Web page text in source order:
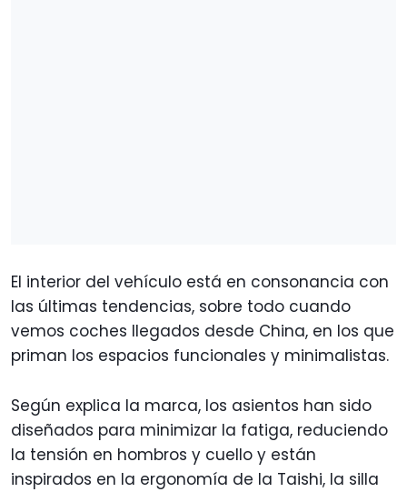
El interior del vehículo está en consonancia con
las últimas tendencias, sobre todo cuando
vemos coches llegados desde China, en los que
priman los espacios funcionales y minimalistas.
Según explica la marca, los asientos han sido
diseñados para minimizar la fatiga, reduciendo
la tensión en hombros y cuello y están
inspirados en la ergonomía de la Taishi, la silla